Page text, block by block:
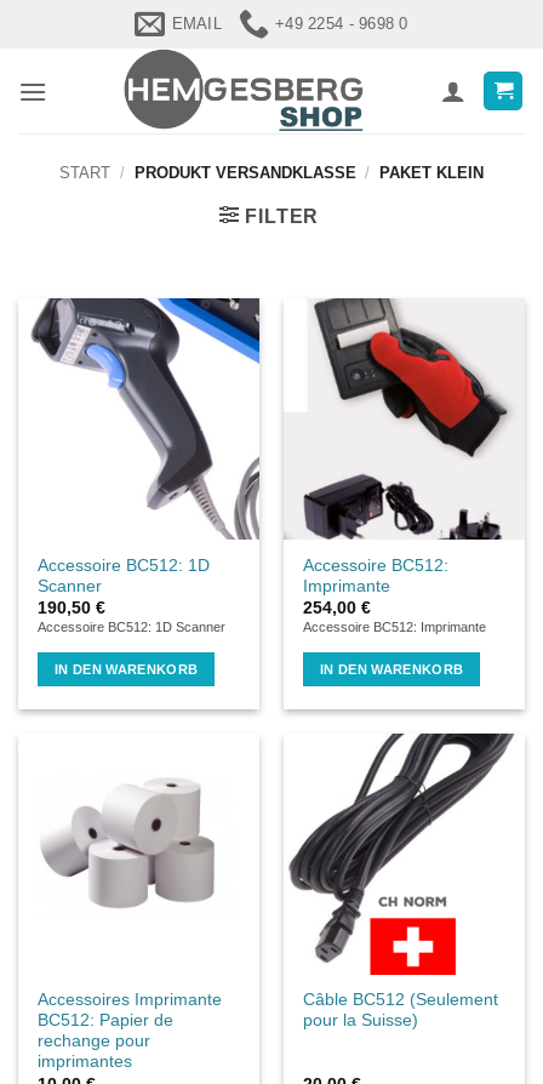
EMAIL +49 2254 - 9698 0
START / PRODUKT VERSANDKLASSE / PAKET KLEIN
FILTER
Accessoire BC512: 1D
Scanner
190,50€
Accessoire BC512: 1D Scanner
IN DEN WARENKORB
Accessoire BC512:
Imprimante
254,00€
Accessoire BC512: Imprimante
IN DEN WARENKORB
Accessoires Imprimante
BC512: Papier de
rechange pour
imprimantes
Câble BC512 (Seulement
pour la Suisse)